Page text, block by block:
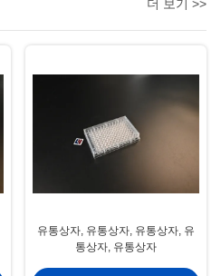
더 보기 >>
유통상자, 유통상자, 유통상자, 유
통상자, 유통상자